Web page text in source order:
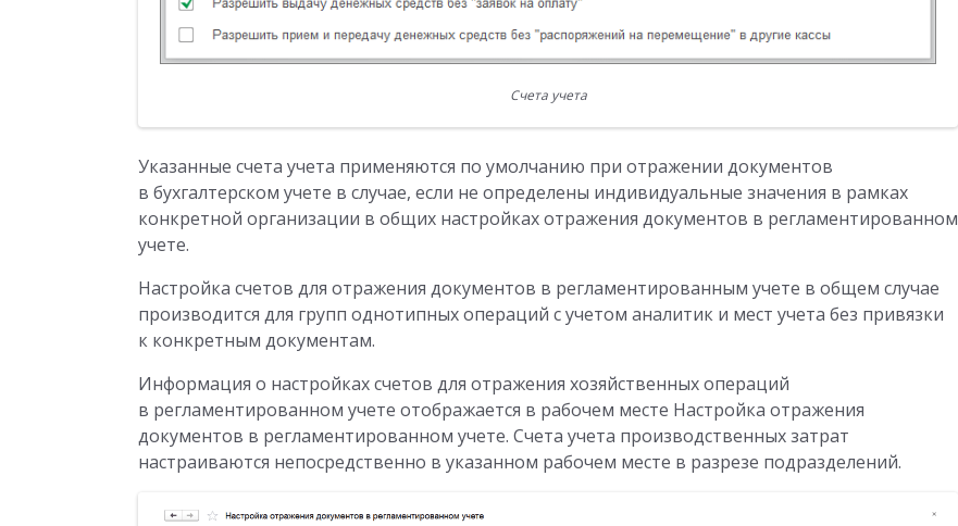
Счета учета
Указанные счета учета применяются по умолчанию при отражении документов
в бухгалтерском учете в случае, если не определены индивидуальные значения в рамках
конкретной организации в общих настройках отражения документов в регламентированном
учете.
Настройка счетов для отражения документов в регламентированным учете в общем случае
производится для групп однотипных операций с учетом аналитик и мест учета без привязки
к конкретным документам.
Информация о настройках счетов для отражения хозяйственных операций
в регламентированном учете отображается в рабочем месте Настройка отражения
документов в регламентированном учете. Счета учета производственных затрат
настраиваются непосредственно в указанном рабочем месте в разрезе подразделений.